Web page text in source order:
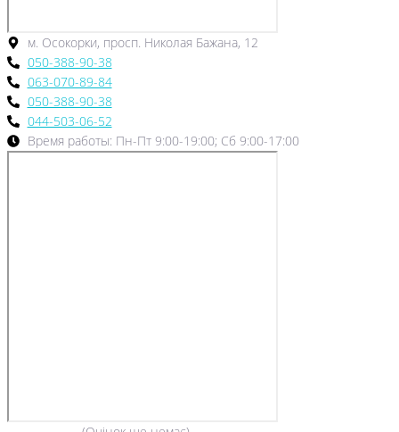
м. Осокорки, просп. Николая Бажана, 12
050-388-90-38
063-070-89-84
050-388-90-38
044-503-06-52
Время работы: Пн-Пт 9:00-19:00; Сб 9:00-17:00